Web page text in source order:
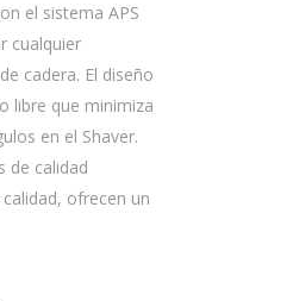
el sistema APS
cualquier
cadera. El diseño
libre que minimiza
en el Shaver.
de calidad
ofrecen un